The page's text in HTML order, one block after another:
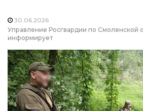
30.06.2026
Управление Росгвардии по Смоленской
информирует